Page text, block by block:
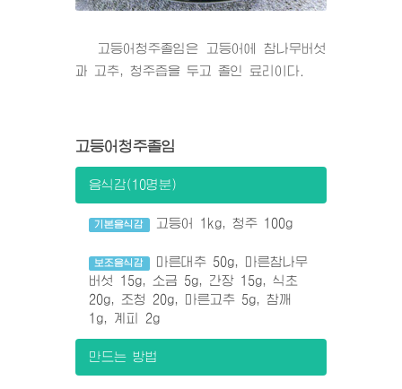
고등어청주졸임은 고등어에 참나무버섯
과 고추, 청주즙을 두고 졸인 료리이다.
고등어청주졸임
음식감(10명분)
기본음식감 고등어 1kg, 청주 100g
보조음식감
마른대추 50g, 마른참나무
버섯 15g, 소금 5g, 간장 15g, 식초
20g, 조청 20g, 마른고추 5g, 참깨
1g, 계피 2g
만드는 방법